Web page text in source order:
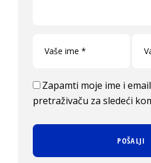
Zapamti moje ime i
pretraživaču za sledeći